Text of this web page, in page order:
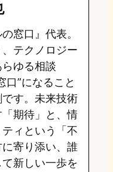
b
o
o
k
a
の窓口』代表。
テクノロジー
ゆる相談
口”になること
す。未来技術
期待」と、情
ィという「不
寄り添い、誰
新しい一歩を